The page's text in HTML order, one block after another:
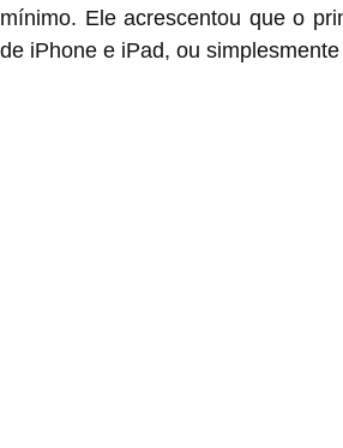
mínimo. Ele acrescentou que o
de ‌iPhone‌ e ‌iPad‌, ou